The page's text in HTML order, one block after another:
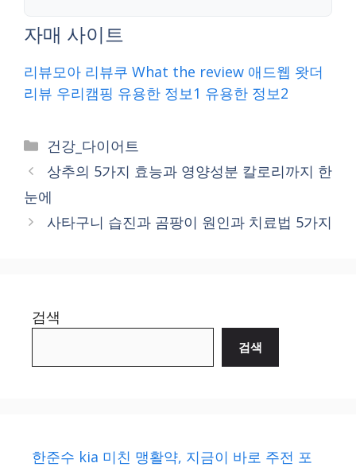
자매 사이트
리뷰모아 리뷰쿠 What the review 애드웹 왓더
리뷰 우리캠핑 유용한 정보1 유용한 정보2
Categories
건강_다이어트
상추의 5가지 효능과 영양성분 칼로리까지 한
눈에
사타구니 습진과 곰팡이 원인과 치료법 5가지
검색
검색
한준수 kia 미친 맹활약, 지금이 바로 주전 포